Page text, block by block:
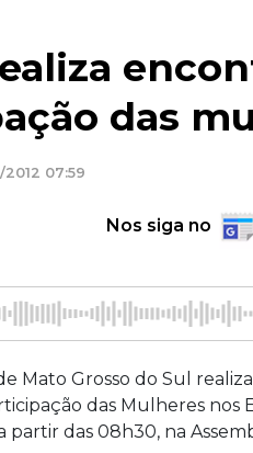
das
07:59
Nos siga no
Mato Grosso do Sul
das Mulheres nos
das 08h30, na